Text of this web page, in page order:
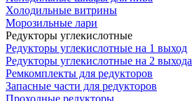
Холодильные витрины
Морозильные лари
Редукторы углекислотные
Редукторы углекислотные на 1 выход
Редукторы углекислотные на 2 выхода
Ремкомплекты для редукторов
Запасные части для редукторов
Проходные редукторы